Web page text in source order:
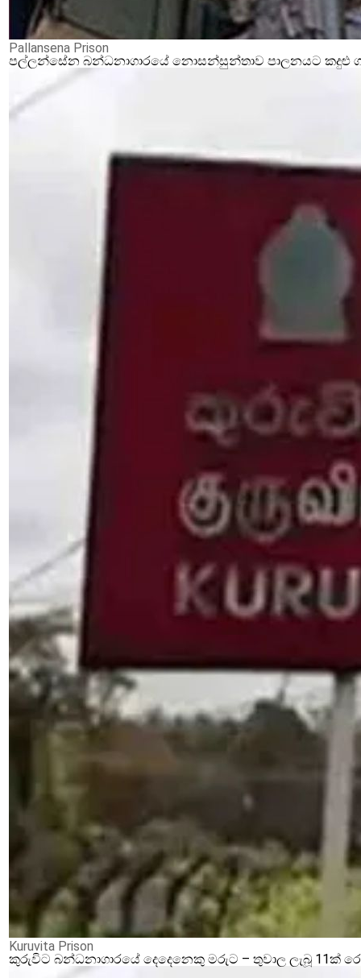
Pallansena Prison
පල්ලන්සේන බන්ධනාගාරයේ නොසන්සුන්තාව පාලනයට කදුළු
Kuruvita Prison
කුරුවිට බන්ධනාගාරයේ දෙදෙනෙකු මරුට – තුවාල ලැබූ 11ක්